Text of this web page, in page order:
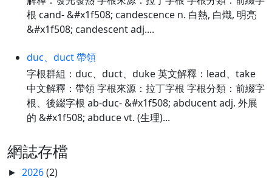
根 cand- &#x1f508; candescence n. 白熱, 白熾, 明亮
&#x1f508; candescent adj....
duc、duct 帶領
字根群組：duc、duct、duke 英文解釋：lead、take
中文解釋：帶領 字根來源：拉丁字根 字根分類：前綴字
根、後綴字根 ab-duc- &#x1f508; abducent adj. 外展
的 &#x1f508; abduce vt. (生理)...
網誌存檔
► 2026(2)